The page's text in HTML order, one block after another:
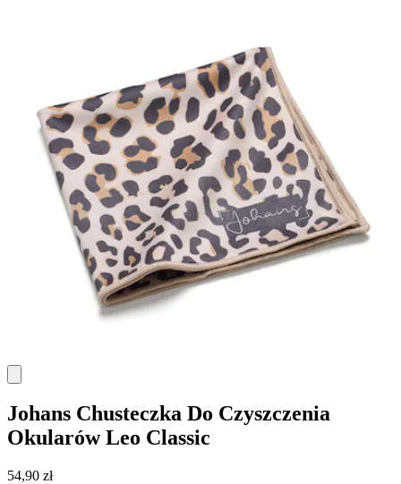
Johans Chusteczka Do Czyszczenia
Okularów Leo Classic
54,90 zł